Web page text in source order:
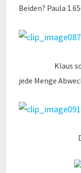
Beiden? Paula
Klaus sorgte
jede Menge
Die